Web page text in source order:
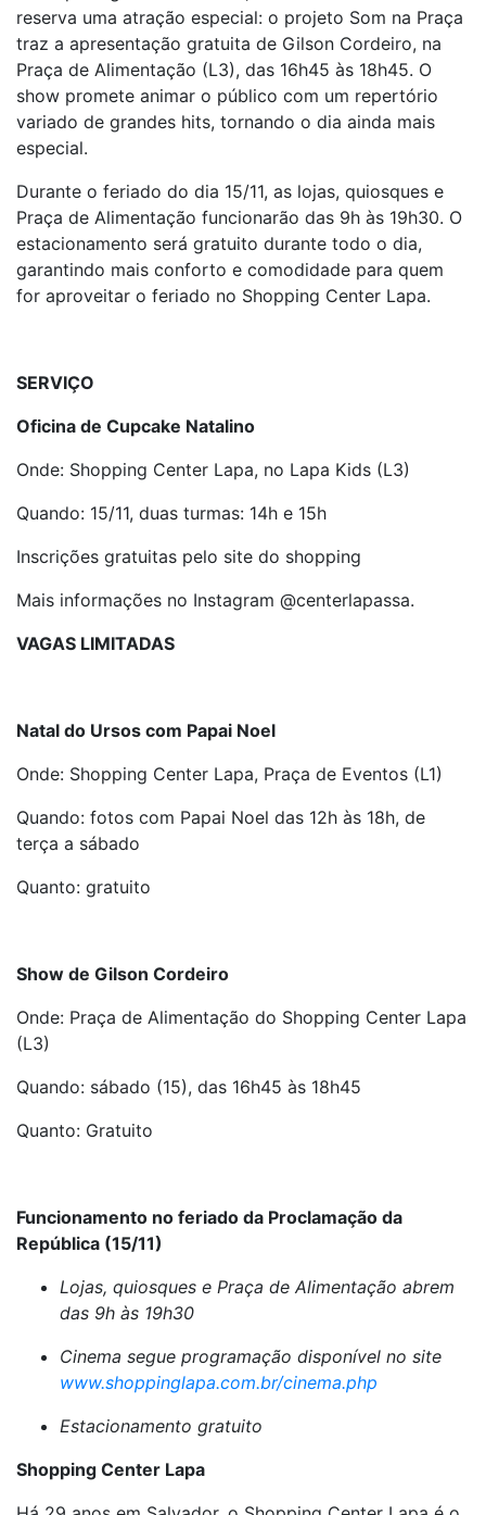
reserva uma atração especial: o projeto Som na Praça
traz a apresentação gratuita de Gilson Cordeiro, na
Praça de Alimentação (L3), das 16h45 às 18h45. O
show promete animar o público com um repertório
variado de grandes hits, tornando o dia ainda mais
especial.
Durante o feriado do dia 15/11, as lojas, quiosques e
Praça de Alimentação funcionarão das 9h às 19h30. O
estacionamento será gratuito durante todo o dia,
garantindo mais conforto e comodidade para quem
for aproveitar o feriado no Shopping Center Lapa.
SERVIÇO
Oficina de Cupcake Natalino
Onde: Shopping Center Lapa, no Lapa Kids (L3)
Quando: 15/11, duas turmas: 14h e 15h
Inscrições gratuitas pelo site do shopping
Mais informações no Instagram @centerlapassa.
VAGAS LIMITADAS
Natal do Ursos com Papai Noel
Onde: Shopping Center Lapa, Praça de Eventos (L1)
Quando: fotos com Papai Noel das 12h às 18h, de
terça a sábado
Quanto: gratuito
Show de Gilson Cordeiro
Onde: Praça de Alimentação do Shopping Center Lapa
(L3)
Quando: sábado (15), das 16h45 às 18h45
Quanto: Gratuito
Funcionamento no feriado da Proclamação da
República (15/11)
Lojas, quiosques e Praça de Alimentação abrem
das 9h às 19h30
Cinema segue programação disponível no site
www.shoppinglapa.com.br/cinema.php
Estacionamento gratuito
Shopping Center Lapa